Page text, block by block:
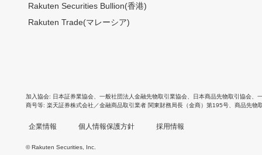
Rakuten Securities Bullion(香港)
Rakuten Trade(マレーシア)
加入協会 日本証券業協会 一般社団法人金融先物取引業協会 日本商品先物取引協会
商号等 楽天証券株式会社／金融商品取引業者 関東財務局長（金商）第195号、商品先物
企業情報 個人情報保護方針 採用情報
© Rakuten Securities, Inc.